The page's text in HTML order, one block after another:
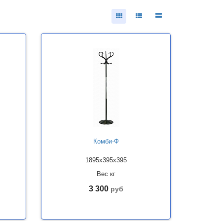
Комби-Ф
1895x395x395
Вес кг
3 300 руб